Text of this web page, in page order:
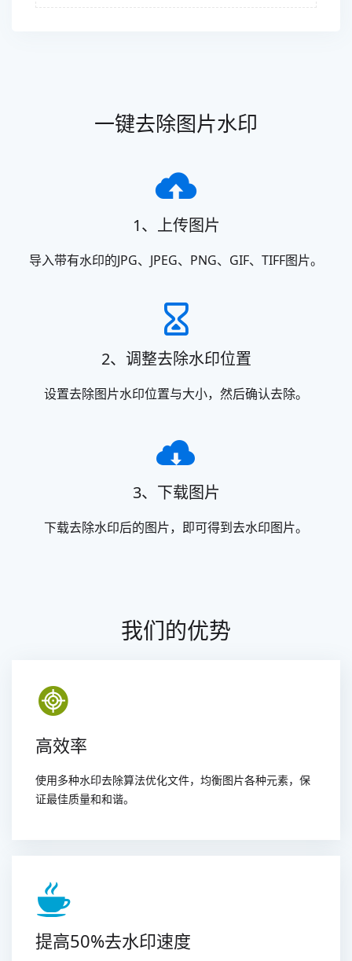
一键去除图片水印
1、上传图片
导入带有水印的JPG、JPEG、PNG、GIF、TIFF图片。
2、调整去除水印位置
设置去除图片水印位置与大小，然后确认去除。
3、下载图片
下载去除水印后的图片，即可得到去水印图片。
我们的优势
高效率
使用多种水印去除算法优化文件，均衡图片各种元素，保
证最佳质量和和谐。
提高50%去水印速度